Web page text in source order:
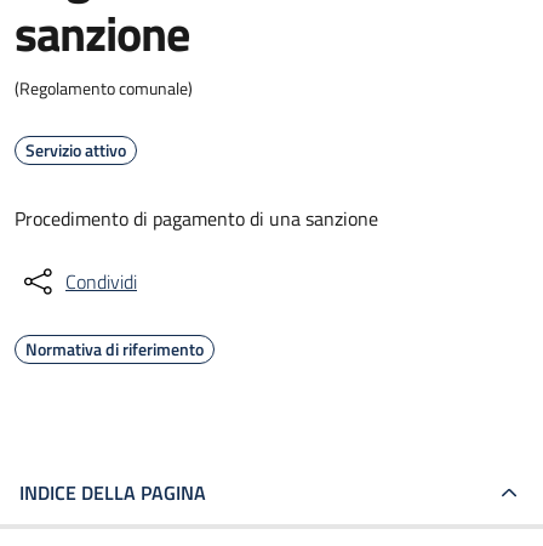
sanzione
(Regolamento comunale)
Servizio attivo
Procedimento di pagamento di una sanzione
Condividi
Normativa di riferimento
INDICE DELLA PAGINA